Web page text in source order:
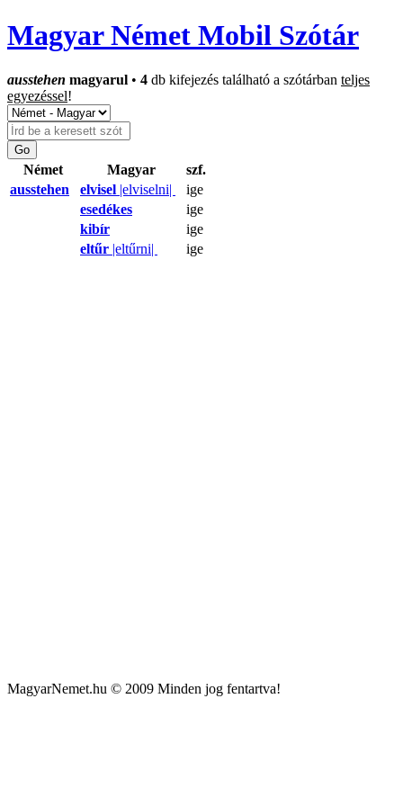
Magyar Német Mobil Szótár
ausstehen magyarul • 4 db kifejezés található a szótárban teljes
egyezéssel!
Német Magyar
szf.
ausstehen
elvisel |elviselni|
ige
esedékes
ige
kibír
ige
eltűr |eltűrni| ige
MagyarNemet.hu © 2009 Minden jog fentartva!